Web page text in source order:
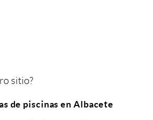
sitio?
de piscinas en Albacete